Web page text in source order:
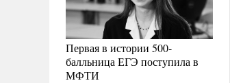
Первая в истории 500-
балльница ЕГЭ поступила в
МФТИ